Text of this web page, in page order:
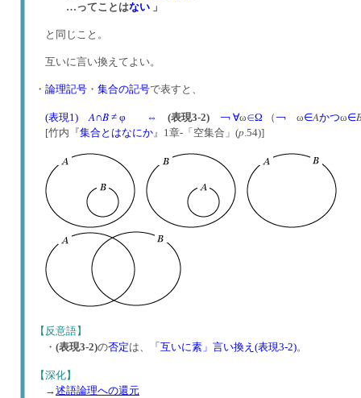
…ってことはない 」
と同じこと。
互いに言い換えてよい。
・ 論理記号 ・ 集合の記号で表すと、
(表現1)A∩B ≠ φ ⇔ (表現3-2) ￢ ∀ω∈Ω （ ￢ ω∈Aかつω∈
[竹内『集合とはなにか』1章-「空集合」(p.54)]
【反意語】
・ (表現3-2)の否定は、 「互いに素」言い換え(表現3-2)。
【深化】
→述語論理への還元